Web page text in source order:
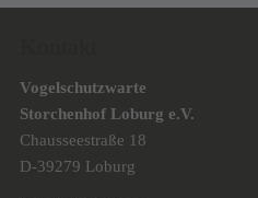
Vogelschutzwarte
Storchenhof Loburg e.V.
Chausseestraße 18
D-39279 Loburg